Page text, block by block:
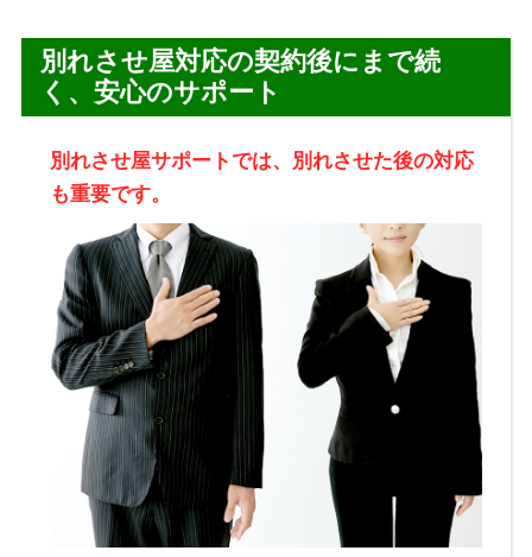
別れさせ屋対応の契約後にまで続
く、安心のサポート
別れさせ屋サポートでは、別れさせた後の対応
も重要です。